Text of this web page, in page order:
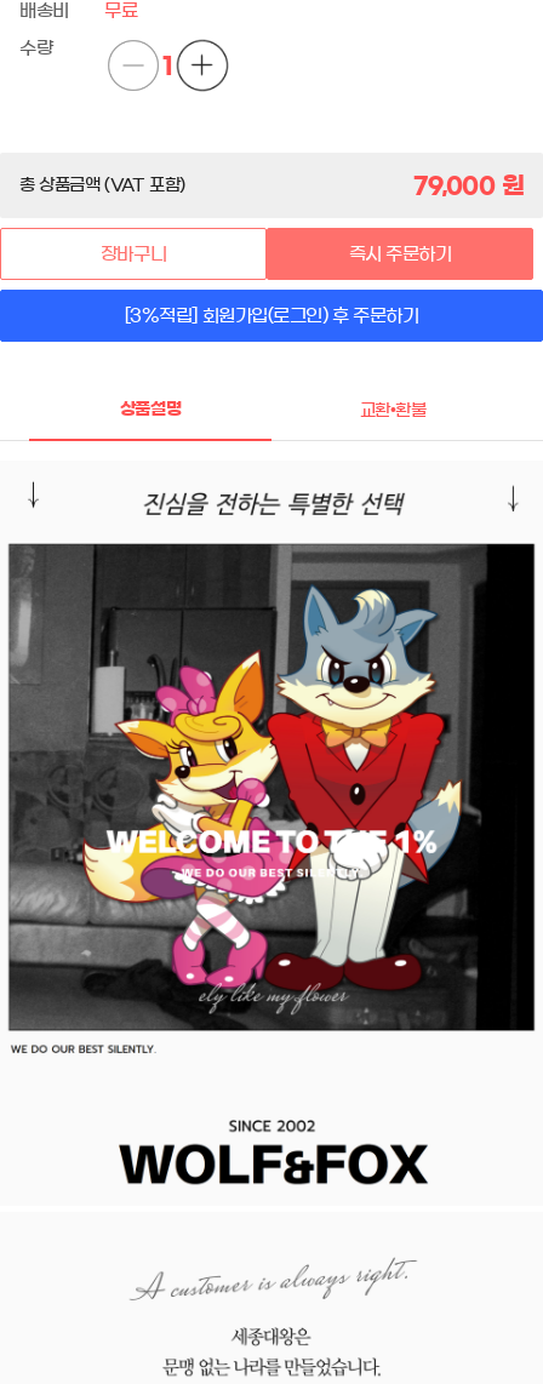
배송비 무료
수량
1
총 상품금액 (VAT 포함) 79,000원
장바구니 즉시 주문하기
[3%적립] 회원가입(로그인) 후 주문하기
상품설명 교환•환불